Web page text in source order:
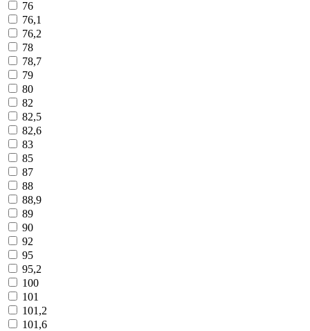
76
76,1
76,2
78
78,7
79
80
82
82,5
82,6
83
85
87
88
88,9
89
90
92
95
95,2
100
101
101,2
101,6